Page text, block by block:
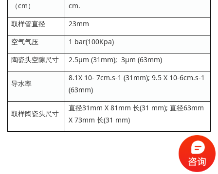
（cm）
cm.
取样管直径
23mm
空气气压
1 bar(100Kpa)
陶瓷头空隙尺寸
2.5μm (31mm); 3μm (63mm)
导水率
8.1X 10- 7cm.s-1 (31mm); 9.5 X 10-6cm.s-1
(63mm)
取样陶瓷头尺寸
直径31mm X 81mm 长(31 mm); 直径63mm
X 73mm 长(31 mm)